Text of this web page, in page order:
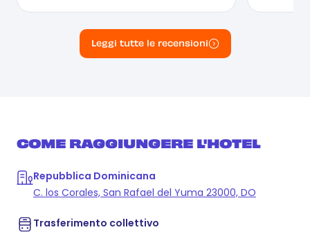
il resto
Leggi tutte le recensioni
COME RAGGIUNGERE L'HOTEL
Repubblica Dominicana
C. los Corales, San Rafael del Yuma 23000, DO
Trasferimento collettivo